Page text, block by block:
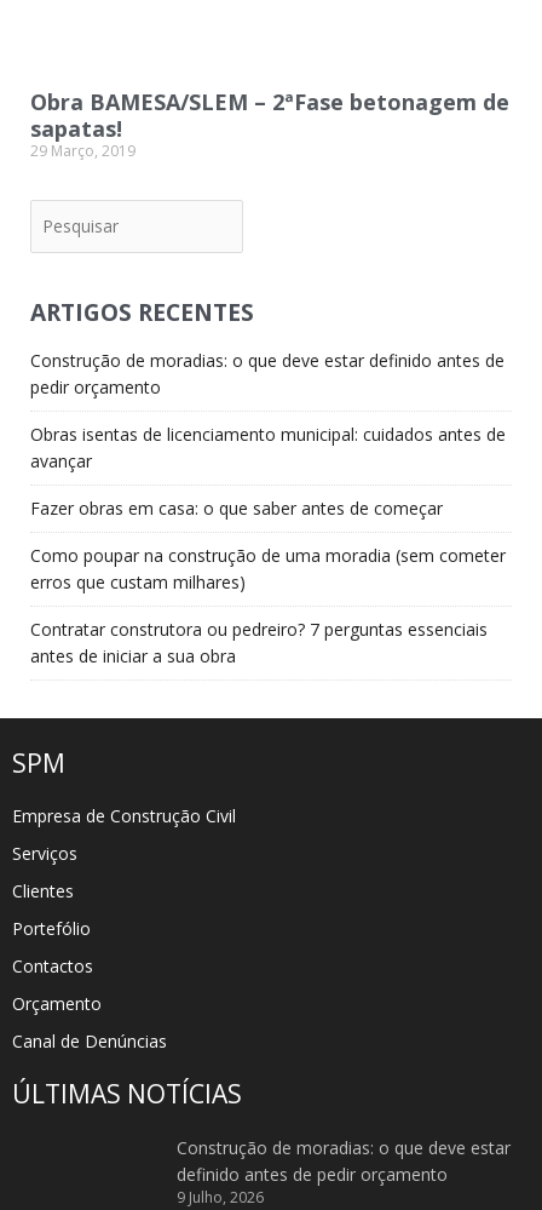
Obra BAMESA/SLEM – 2ªFase betonagem de
sapatas!
29 Março, 2019
ARTIGOS RECENTES
Construção de moradias: o que deve estar definido antes de
pedir orçamento
Obras isentas de licenciamento municipal: cuidados antes de
avançar
Fazer obras em casa: o que saber antes de começar
Como poupar na construção de uma moradia (sem cometer
erros que custam milhares)
Contratar construtora ou pedreiro? 7 perguntas essenciais
antes de iniciar a sua obra
SPM
Empresa de Construção Civil
Serviços
Clientes
Portefólio
Contactos
Orçamento
Canal de Denúncias
ÚLTIMAS NOTÍCIAS
Construção de moradias: o que deve estar
definido antes de pedir orçamento
9 Julho, 2026